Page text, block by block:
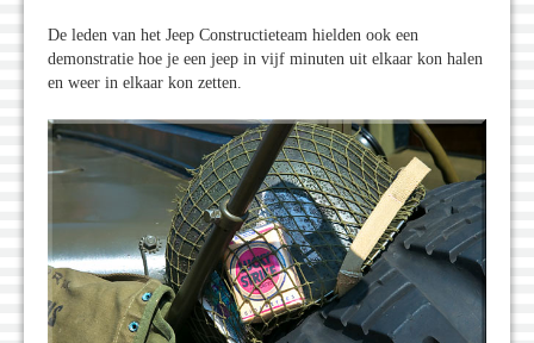
De leden van het Jeep Constructieteam hielden ook een
demonstratie hoe je een jeep in vijf minuten uit elkaar kon halen
en weer in elkaar kon zetten.